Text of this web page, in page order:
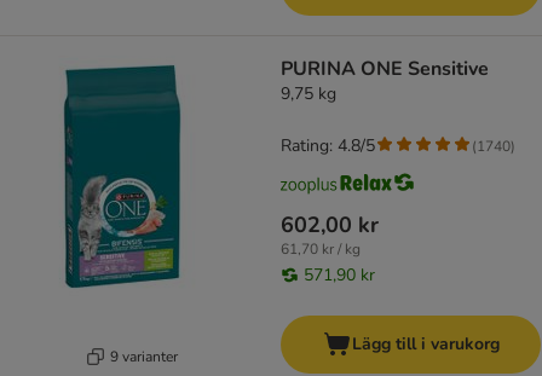
9 varianter
PURINA ONE Sensitive
9,75 kg
602,00 kr
61,70 kr / kg
571,90 kr
Rating: 4.8/5 (1740)
Lägg till i varukorg